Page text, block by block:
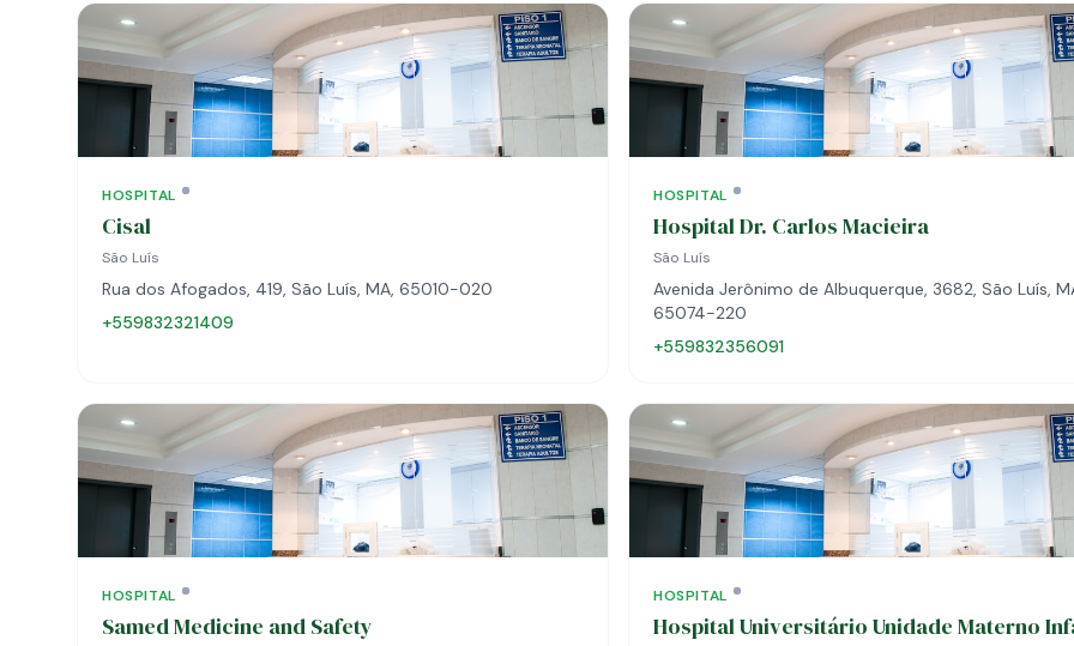
HOSPITAL
Cisal
São Luís
Rua dos Afogados, 419, São Luís, MA, 65010-020
+559832321409
HOSPITAL
Hospital Dr. Carlos Macieira
São Luís
Avenida Jerônimo de Albuquerque, 3682, São Luís,
65074-220
+559832356091
HOSPITAL
Samed Medicine and Safety
HOSPITAL
Hospital Universitário Unidade Materno